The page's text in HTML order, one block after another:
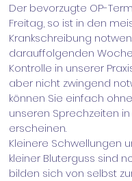
Der bevorzugte OP-
Freitag, so ist in den
Krankschreibung
darauffolgenden
Kontrolle in unserer
aber nicht zwingend
können Sie einfach
unseren Sprechzeiten in
erscheinen.
Kleinere Schwellungen
kleiner Bluterguss sind
bilden sich von selbst